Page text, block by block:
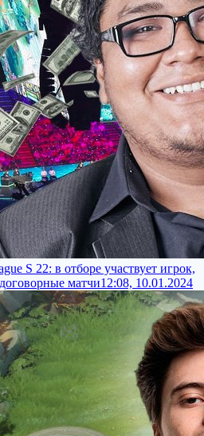
S 22: в отборе участвует игрок,
матчи12:08, 10.01.2024